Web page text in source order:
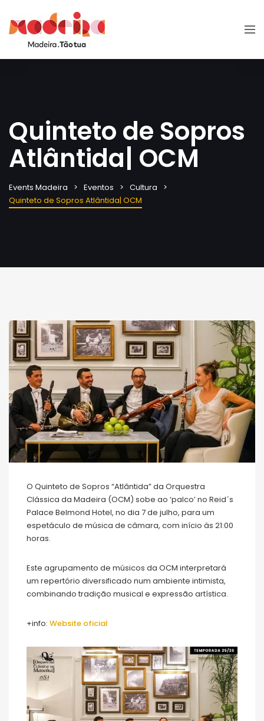
Quinteto de Sopros
Atlântida| OCM
Events Madeira Eventos
Cultura
Quinteto de Sopros Atlântida| OCM
O Quinteto de Sopros “Atlântida” da Orquestra
Clássica da Madeira (OCM) sobe ao ‘palco’ no Reid´s
Palace Belmond Hotel, no dia 7 de julho, para um
espetáculo de música de câmara, com início às 21:00
horas.
Este agrupamento de músicos da OCM interpretará
um repertório diversificado num ambiente intimista,
combinando tradição musical e expressão artística.
+info: Website oficial